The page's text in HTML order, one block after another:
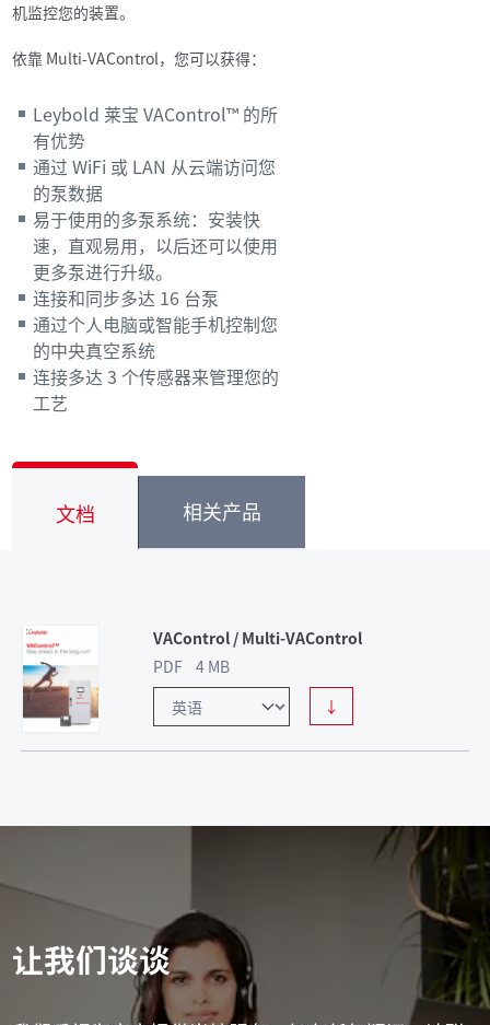
机监控您的装置。
依靠 Multi-VAControl，您可以获得：
Leybold 莱宝 VAControl™ 的所
有优势
通过 WiFi 或 LAN 从云端访问您
的泵数据
易于使用的多泵系统：安装快
速，直观易用，以后还可以使用
更多泵进行升级。
连接和同步多达 16 台泵
通过个人电脑或智能手机控制您
的中央真空系统
连接多达 3 个传感器来管理您的
工艺
文档 相关产品
VAControl / Multi-VAControl
PDF 4 MB
↓
让我们谈谈